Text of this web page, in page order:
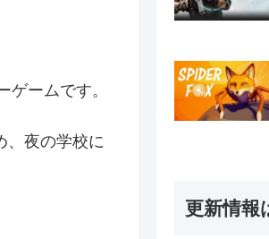
ームです。
、夜の学校に
更新情報